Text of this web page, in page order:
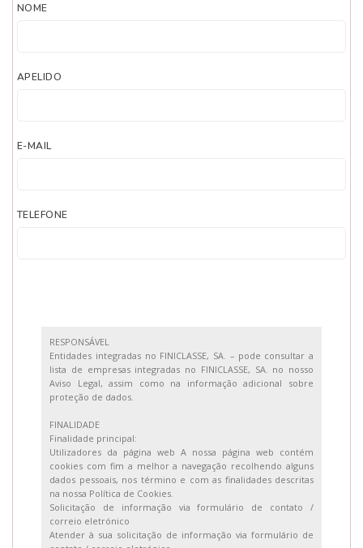
NOME
APELIDO
E-MAIL
TELEFONE
RESPONSÁVEL
Entidades integradas no FINICLASSE, SA. – pode consultar a
lista de empresas integradas no FINICLASSE, SA. no nosso
Aviso Legal, assim como na informação adicional sobre
proteção de dados.
FINALIDADE
Finalidade principal:
Utilizadores da página web A nossa página web contém
cookies com fim a melhor a navegação recolhendo alguns
dados pessoais, nos término e com as finalidades descritas
na nossa Política de Cookies.
Solicitação de informação via formulário de contato /
correio eletrónico
Atender à sua solicitação de informação via formulário de